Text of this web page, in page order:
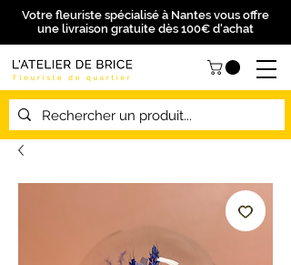
Votre fleuriste spécialisé à Nantes vous offre
une livraison gratuite dès 100€ d'achat